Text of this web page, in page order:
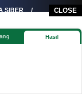
CLOSE
Hasil
SIBER
ANAK
/ ADVERTORIAL